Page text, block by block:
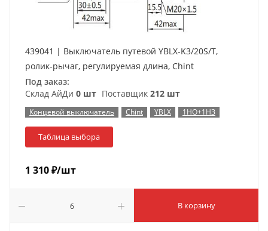
439041 | Выключатель путевой YBLX-K3/20S/T,
ролик-рычаг, регулируемая длина, Chint
Под заказ:
Склад АйДи 0 шт Поставщик 212 шт
Концевой выключатель Chint YBLX 1НО+1НЗ
Таблица выбора
1 310₽/шт
В корзину